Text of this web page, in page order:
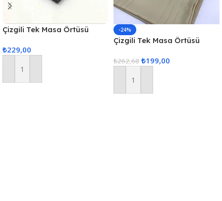
Çizgili Tek Masa Örtüsü
₺229,00
Sepete Ekle
-24%
Çizgili Tek Masa Örtüsü
₺262,68 ₺199,00
Sepete Ekle